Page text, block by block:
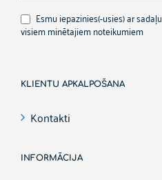
pasts
Esmu iepazinies(-usies) ar sadaļu
visiem minētajiem noteikumiem
KLIENTU APKALPOŠANA
Kontakti
INFORMĀCIJA